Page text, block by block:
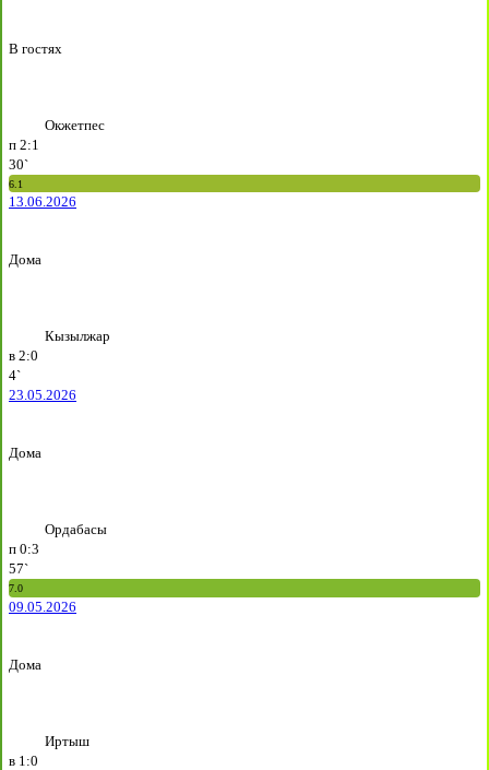
В гостях
Окжетпес
п 2:1
30`
6.1
13.06.2026
Дома
Кызылжар
в 2:0
4`
23.05.2026
Дома
Ордабасы
п 0:3
57`
7.0
09.05.2026
Дома
Иртыш
в 1:0